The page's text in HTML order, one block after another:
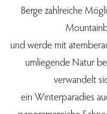
Berge zahlreiche
und werde mit
umliegende Natur
verwandelt
ein Winterparadies